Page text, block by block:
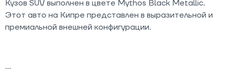
Кузов SUV выполнен в цвете Mythos Black Metallic.
Этот авто на Кипре представлен в выразительной и
премиальной внешней конфигурации.